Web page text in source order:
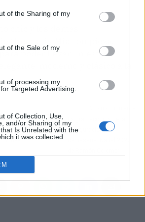
of the Sharing of my
of the Sale of my
of processing my
Targeted Advertising.
of Collection, Use,
and/or Sharing of my
Is Unrelated with the
it was collected.
chic y los demás
poder llevar un estilo
moderno y clásico a la
y
Pirinea
inauguración